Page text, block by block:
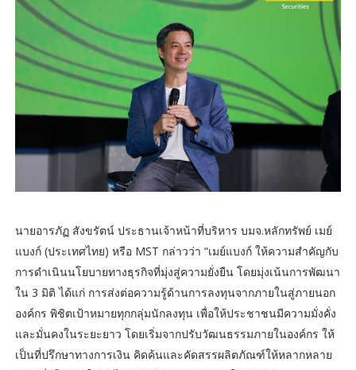
นายอารภัฏ สังขรัตน์ ประธานเจ้าหน้าที่บริหาร บมจ.หลักทรัพย์ เมย์
แบงก์ (ประเทศไทย) หรือ MST กล่าวว่า “เมย์แบงก์ ให้ความสำคัญกับ
การดำเนินนโยบายทางธุรกิจที่มุ่งสู่ความยั่งยืน โดยมุ่งเน้นการพัฒนา
ใน 3 มิติ ได้แก่ การส่งต่อความรู้ด้านการลงทุนจากภายในสู่ภายนอก
องค์กร พิชิตเป้าหมายทุกกลุ่มนักลงทุน เพื่อให้ประชาชนมีความมั่งคั่ง
และมั่นคงในระยะยาว โดยเริ่มจากปรับวัฒนธรรมภายในองค์กร ให้
เป็นที่ปรึกษาทางการเงิน คิดค้นและคัดสรรผลิตภัณฑ์ให้หลากหลาย